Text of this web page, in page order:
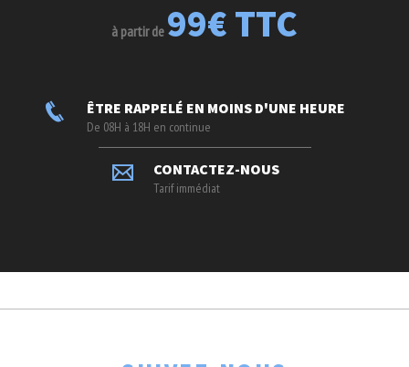
à partir de 99€ TTC
ÊTRE RAPPELÉ EN MOINS D'UNE HEURE
De 08H à 18H en continue
CONTACTEZ-NOUS
Tarif immédiat